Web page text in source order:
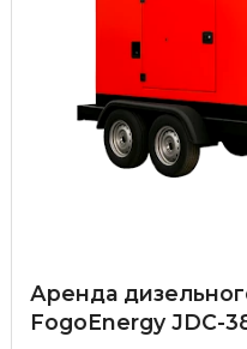
Аренда
FogoEnergy JDC-